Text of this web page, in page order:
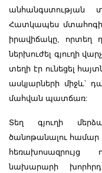
անհանգստության
Հատկապես մտահոգիչ
իրավիճակը, որտեղ
ներխուժել գյուղի
տեղի էր ունեցել
ասկյարների միջև՝
մահվան պատճառ:
Տեղ գյուղի
ծանոթանալու համար
նախարարի